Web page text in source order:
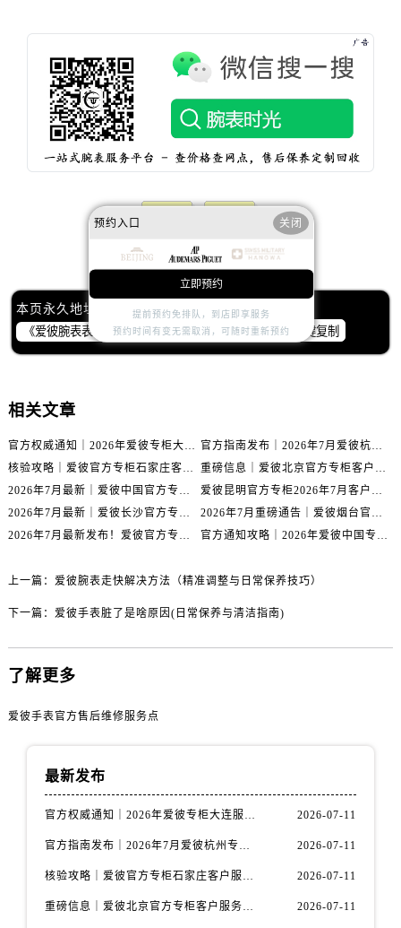
内蒙古自治区乌兰察布市集宁区恩和大街爱彼售后服务中心（需提前预约）
山西省晋中市榆次区顺城街爱彼售后服务中心（需提前预约）
山西省太原市迎泽区迎泽街道解放路15号亨得利名表维修授权店3楼爱彼售后服务中心（需提前预约）
安徽省池州市贵池区长江路爱彼售后服务中心（需提前预约）
安徽省滁州市琅琊区南谯北路爱彼售后服务中心（需提前预约）
安徽省阜阳市颍州区颍州北路爱彼售后服务中心（需提前预约）
去提问
本页永久地址：
一键复制
相关文章
官方权威通知｜2026年爱彼专柜大连服务网络焕新：客户服务热线全核验
官方指南发布｜2026年7月爱彼杭州专柜客户服务信息与热线
核验攻略｜爱彼官方专柜石家庄客户服务热线（2026年7月最新版）
重磅信息｜爱彼北京官方专柜客户服务电话2026年7月最新公示
2026年7月最新｜爱彼中国官方专柜泰州地区服务热线全攻略&客户服务中心信息公示
爱彼昆明官方专柜2026年7月客户服务通告｜热线电话与门店信息核验
2026年7月最新｜爱彼长沙官方专柜门店客户服务热线与信息公示
2026年7月重磅通告｜爱彼烟台官方专柜信息大全，客户服务热线同步更新
2026年7月最新发布！爱彼官方专柜客户服务电话+嘉兴专柜地址重磅公示
官方通知攻略｜2026年爱彼中国专柜客户服务热线7月专柜信息公告
上一篇： 爱彼腕表走快解决方法（精准调整与日常保养技巧）
下一篇： 爱彼手表脏了是啥原因(日常保养与清洁指南)
了解更多
爱彼手表官方售后维修服务点
最新发布
官方权威通知｜2026年爱彼专柜大连服务网络焕新：客户服务热线全核验 2026-07-11
官方指南发布｜2026年7月爱彼杭州专柜客户服务信息与热线 2026-07-11
核验攻略｜爱彼官方专柜石家庄客户服务热线（2026年7月最新版） 2026-07-11
重磅信息｜爱彼北京官方专柜客户服务电话2026年7月最新公示 2026-07-11
预约入口 关闭
立即预约
提前预约免排队，到店即享服务
预约时间有变无需取消，可随时重新预约